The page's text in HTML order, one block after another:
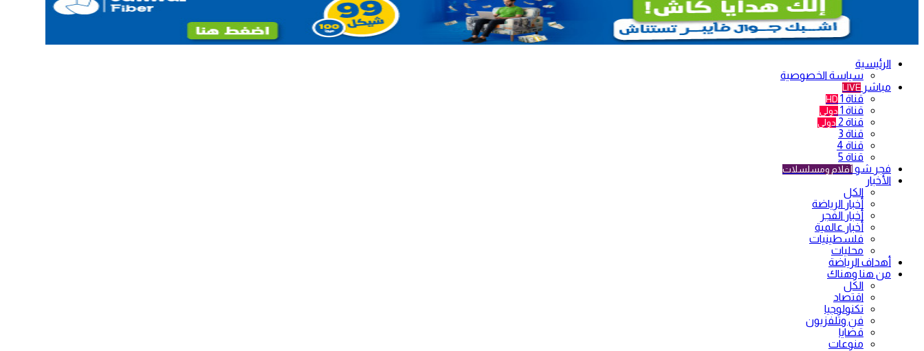
الرئيسية
سياسة الخصوصية
مباشر LIVE
قناة 1 HD
قناة 1 دولي
قناة 2 دولي
قناة 3
قناة 4
قناة 5
فجر شو أفلام ومسلسلات
الأخبار
الكل
أخبار الرياضة
أخبار الفجر
أخبار عالمية
فلسطينيات
محليات
أهداف الرياضة
من هنا وهناك
الكل
اقتصاد
تكنولوجيا
فن وتلفزيون
قضايا
منوعات